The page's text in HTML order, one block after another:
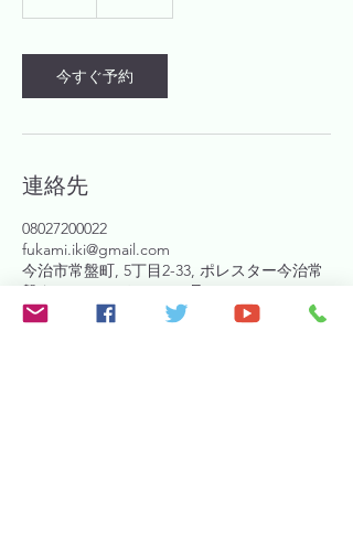
今すぐ予約
連絡先
08027200022
fukami.iki@gmail.com
今治市常盤町, 5丁目2-33, ポレスター今治常
盤タワーレジデンス 202号